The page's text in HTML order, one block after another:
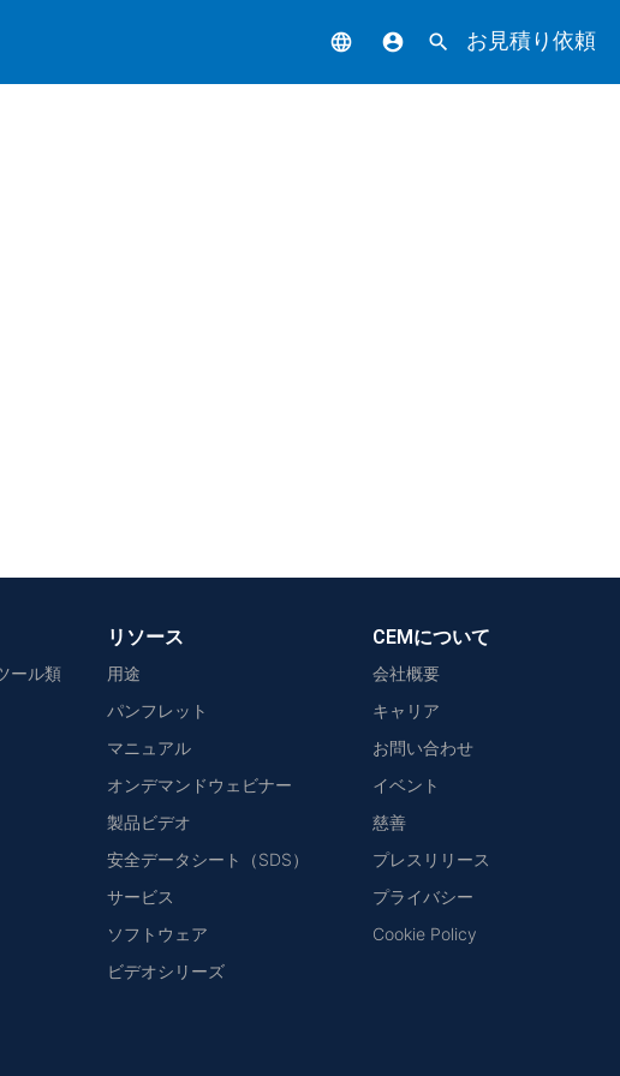
language account_circle search お見積り依頼
ール類
リソース
用途
パンフレット
マニュアル
オンデマンドウェビナー
製品ビデオ
安全データシート（SDS）
サービス
ソフトウェア
ビデオシリーズ
CEMについて
会社概要
キャリア
お問い合わせ
イベント
慈善
プレスリリース
プライバシー
Cookie Policy